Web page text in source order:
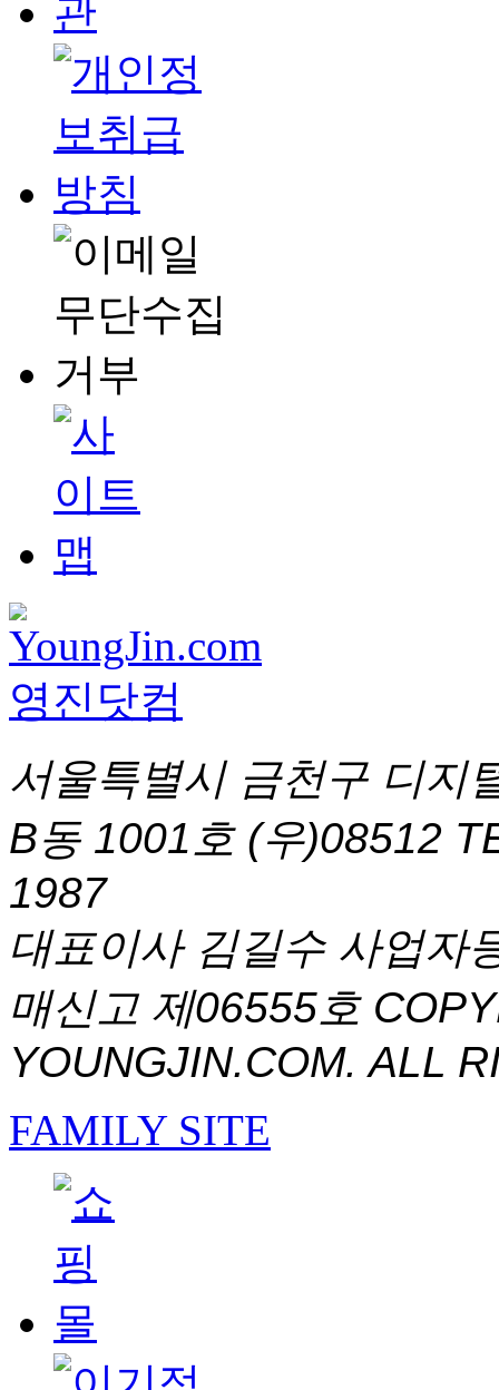
서울특별시 금천구 디지
B동 1001호 (우)08512
1987
대표이사 김길수 사업자
매신고 제06555호
YOUNGJIN.COM. ALL
FAMILY SITE